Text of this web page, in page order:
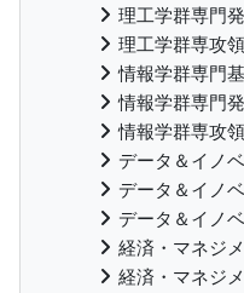
理工学群専門
理工学群専攻
情報学群専門
情報学群専門
情報学群専攻
データ＆イノ
データ＆イノ
データ＆イノ
経済・マネジ
経済・マネジ